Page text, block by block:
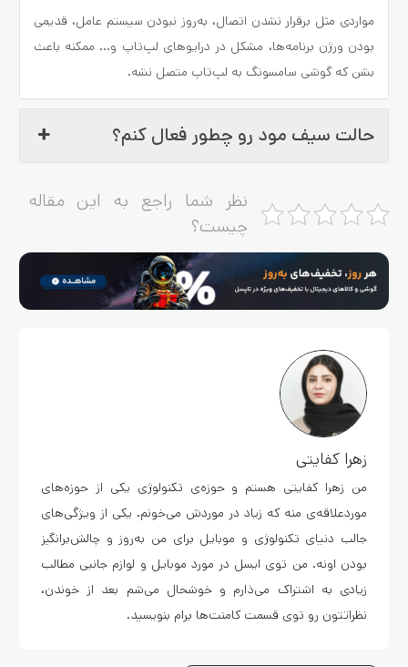
مواردی مثل برقرار نشدن اتصال، به‌روز نبودن سیستم عامل، قدیمی
بودن ورژن برنامه‌ها، مشکل در درایوهای لپ‌تاپ و... ممکنه باعث
بشن که گوشی سامسونگ به لپ‌تاپ متصل نشه.
حالت سیف مود رو چطور فعال کنم؟
نظر شما راجع به این مقاله
چیست؟
زهرا کفایتی
من زهرا کفایتی هستم و حوزه‌ی تکنولوژی یکی از حوزه‌های
موردعلاقه‌ی منه که زیاد در موردش می‌خونم. یکی از ویژگی‌های
جالب دنیای تکنولوژی و موبایل برای من به‌روز و چالش‌برانگیز
بودن اونه. من توی ایسل در مورد موبایل و لوازم جانبی مطالب
زیادی به اشتراک می‌ذارم و خوشحال می‌شم بعد از خوندن،
نظراتتون رو توی قسمت کامنت‌ها برام بنویسید.